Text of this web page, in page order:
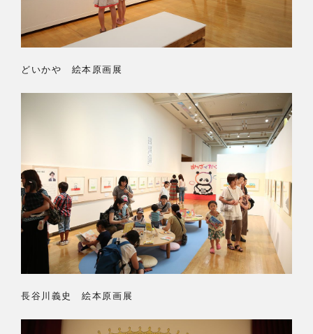
どいかや 絵本原画展
長谷川義史 絵本原画展